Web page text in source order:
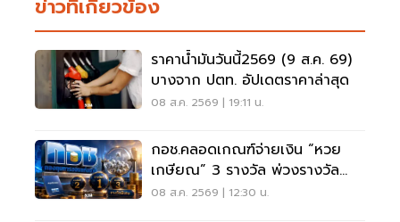
ข่าวที่เกี่ยวข้อง
ราคาน้ำมันวันนี้2569 (9 ส.ค. 69)
บางจาก ปตท. อัปเดตราคาล่าสุด
08 ส.ค. 2569 | 19:11 น.
กอช.คลอดเกณฑ์จ่ายเงิน “หวย
เกษียณ” 3 รางวัล พ่วงรางวัล
พิเศษ
08 ส.ค. 2569 | 12:30 น.